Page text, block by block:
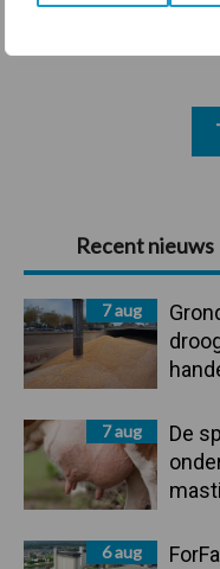
Primaire
Sidebar
Recent nieuws
7 aug
7 aug
De
6 aug